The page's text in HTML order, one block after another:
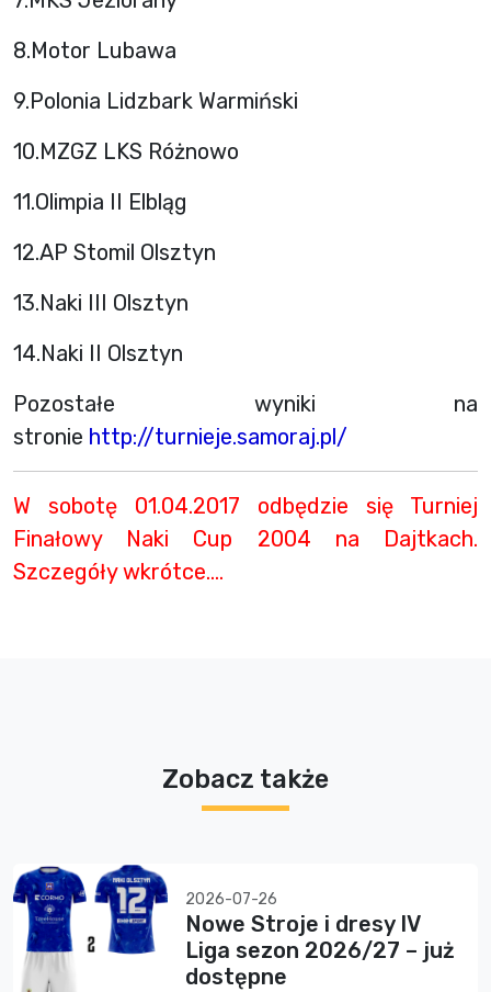
8.Motor Lubawa
9.Polonia Lidzbark Warmiński
10.MZGZ LKS Różnowo
11.Olimpia II Elbląg
12.AP Stomil Olsztyn
13.Naki III Olsztyn
14.Naki II Olsztyn
Pozostałe wyniki na
stronie http://turnieje.samoraj.pl/
W sobotę 01.04.2017 odbędzie się Turniej
Finałowy Naki Cup 2004 na Dajtkach.
Szczegóły wkrótce….
Zobacz także
2026-07-26
Nowe Stroje i dresy IV
Liga sezon 2026/27 – już
dostępne